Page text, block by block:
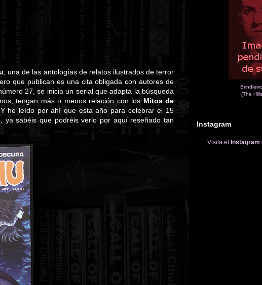
, una de las antologías de relatos ilustrados de terror
que publican es una cita obligada con autores de
27, se inicia un serial que adapta la búsqueda
tengan más o menos relación con los Mitos de
he leído por ahí que esta año para celebrar el 15
ya sabéis que podréis verlo por aquí reseñado tan
(The
Instagram
Visita el Instagram